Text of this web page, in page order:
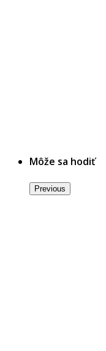
Môže sa hodiť
Previous